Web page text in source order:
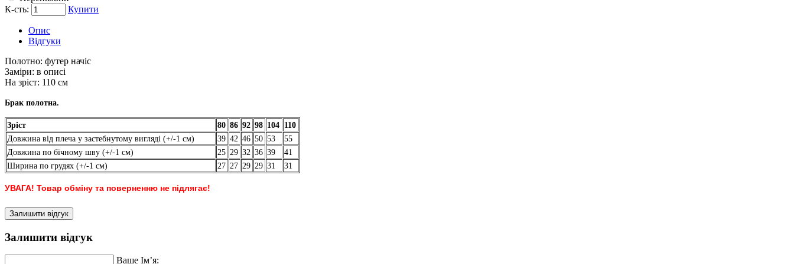
К-сть:
Купити
Опис
Відгуки
Полотно: футер начіс
Заміри: в описі
На зріст: 110 см
Брак полотна.
Зріст 80 86 92 98 104 110
Довжина від плеча у застебнутому вигляді (+/-1 см)
39 42 46 50 53
55
Довжина по бічному шву (+/-1 см)
25 29 32 36 39
41
Ширина по грудях (+/-1 см)
27 27 29 29 31 31
УВАГА! Товар обміну та поверненню не підлягає!
Залишити відгук
Залишити відгук
Ваше Ім’я: